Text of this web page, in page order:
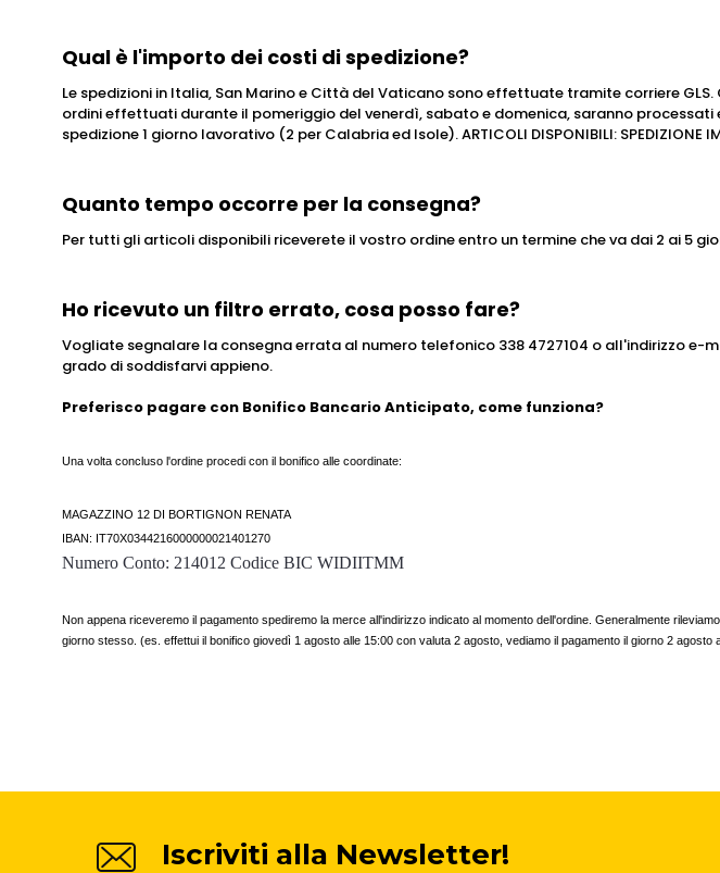
Qual è l'importo dei costi di spedizione?
Le spedizioni in Italia, San Marino e Città del Vaticano sono effettuate tramite corriere
ordini effettuati durante il pomeriggio del venerdì, sabato e domenica, saranno
spedizione 1 giorno lavorativo (2 per Calabria ed Isole). ARTICOLI DISPONIBILI: SPEDIZIONE
Quanto tempo occorre per la consegna?
Per tutti gli articoli disponibili riceverete il vostro ordine entro un termine che va dai 2 ai 5
Ho ricevuto un filtro errato, cosa posso fare?
Vogliate segnalare la consegna errata al numero telefonico 338 4727104 o all'indirizzo e-
grado di soddisfarvi appieno.
Preferisco pagare con Bonifico Bancario Anticipato, come funziona?
Una volta concluso l'ordine procedi con il bonifico alle coordinate:
MAGAZZINO 12 DI BORTIGNON RENATA
IBAN: IT70X0344216000000021401270
Numero Conto: 214012 Codice BIC WIDIITMM
Non appena riceveremo il pagamento spediremo la merce all'indirizzo indicato al momento dell'ordine. Generalmente
giorno stesso. (es. effettui il bonifico giovedì 1 agosto alle 15:00 con valuta 2 agosto, vediamo il pagamento il giorno 2 agosto
Iscriviti alla Newsletter!